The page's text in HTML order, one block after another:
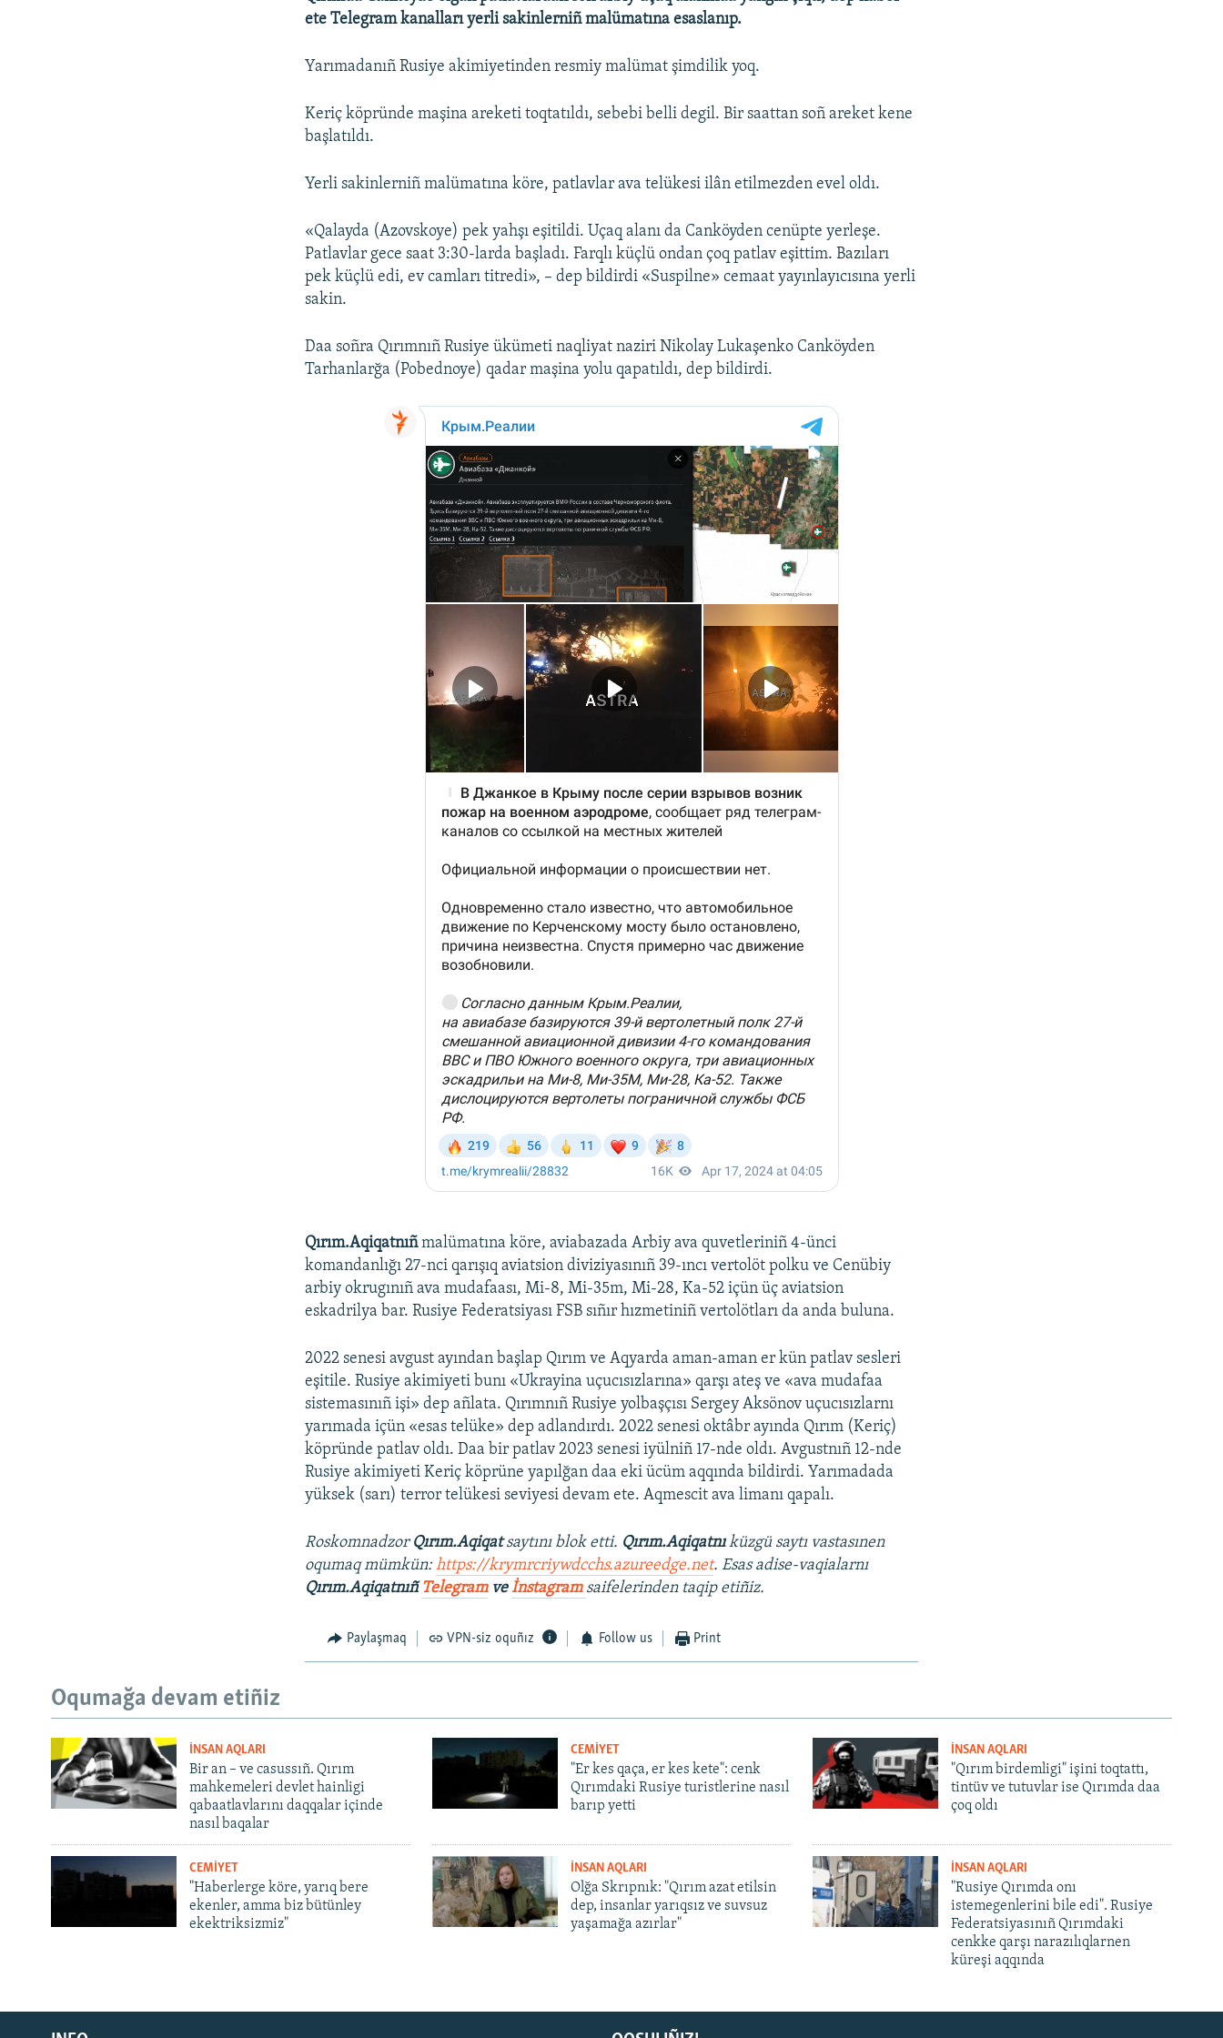
Русский
ete Telegram kanalları yerli sakinlerniñ malümatına esaslanıp.
Yarımadanıñ Rusiye akimiyetinden resmiy malümat şimdilik yoq.
Keriç köpründe maşina areketi toqtatıldı, sebebi belli degil. Bir saattan soñ areket kene
başlatıldı.
Yerli sakinlerniñ malümatına köre, patlavlar ava telükesi ilân etilmezden evel oldı.
«Qalayda (Azovskoye) pek yahşı eşitildi. Uçaq alanı da Canköyden cenüpte yerleşe.
Patlavlar gece saat 3:30-larda başladı. Farqlı küçlü ondan çoq patlav eşittim. Bazıları
pek küçlü edi, ev camları titredi», – dep bildirdi «Suspilne» cemaat yayınlayıcısına yerli
sakin.
Daa soñra Qırımnıñ Rusiye ükümeti naqliyat naziri Nikolay Lukaşenko Canköyden
Tarhanlarğa (Pobednoye) qadar maşina yolu qapatıldı, dep bildirdi.
Qırım.Aqiqatnıñmalümatına köre, aviabazada Arbiy ava quvetleriniñ 4-ünci
komandanlığı 27-nci qarışıq aviatsion diviziyasınıñ 39-ıncı vertolöt polku ve Cenübiy
arbiy okrugınıñ ava mudafaası, Mi-8, Mi-35m, Mi-28, Ka-52 içün üç aviatsion
eskadrilya bar. Rusiye Federatsiyası FSB sıñır hızmetiniñ vertolötları da anda buluna.
2022 senesi avgust ayından başlap Qırım ve Aqyarda aman-aman er kün patlav sesleri
eşitile. Rusiye akimiyeti bunı «Ukrayina uçucısızlarına» qarşı ateş ve «ava mudafaa
sistemasınıñ işi» dep añlata. Qırımnıñ Rusiye yolbaşçısı Sergey Aksönov uçucısızlarnı
yarımada içün «esas telüke» dep adlandırdı. 2022 senesi oktâbr ayında Qırım (Keriç)
köpründe patlav oldı. Daa bir patlav 2023 senesi iyülniñ 17-nde oldı. Avgustnıñ 12-nde
Rusiye akimiyeti Keriç köprüne yapılğan daa eki ücüm aqqında bildirdi. Yarımadada
yüksek (sarı) terror telükesi seviyesi devam ete. Aqmescit ava limanı qapalı.
Roskomnadzor Qırım.Aqiqatsaytını blok etti. Qırım.Aqiqatnıküzgü saytı vastasınen
oqumaq mümkün:https://krymrcriywdcchs.azureedge.net. Esas adise-vaqialarnı
Qırım.Aqiqatnıñ Telegramveİnstagram saifelerinden taqip etiñiz.
Paylaşmaq VPN-siz oquñız Follow us Print
Oqumağa devam etiñiz
İNSAN AQLARI
Bir an – ve casussıñ. Qırım
mahkemeleri devlet hainligi
qabaatlavlarını daqqalar içinde
nasıl baqalar
CEMİYET
"Er kes qaça, er kes kete": cenk
Qırımdaki Rusiye turistlerine nasıl
barıp yetti
İNSAN AQLARI
"Qırım birdemligi" işini toqtattı,
tintüv ve tutuvlar ise Qırımda daa
çoq oldı
CEMİYET
"Haberlerge köre, yarıq bere
ekenler, amma biz bütünley
ekektriksizmiz"
İNSAN AQLARI
Olğa Skrıpnık: "Qırım azat etilsin
dep, insanlar yarıqsız ve suvsuz
yaşamağa azırlar"
İNSAN AQLARI
"Rusiye Qırımda onı
istemegenlerini bile edi". Rusiye
Federatsiyasınıñ Qırımdaki
cenkke qarşı narazılıqlarnen
küreşi aqqında